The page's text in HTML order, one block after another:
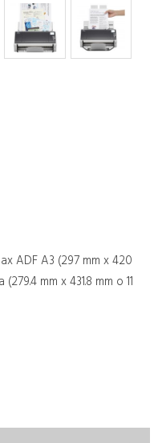
ADF A3 (297 mm x 420
mm x 431.8 mm o 11